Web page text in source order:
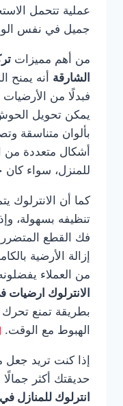
عملية تتحمل
جميل في نفس
من أهم مميزات
الشارقة أنه يمنح
فبدلًا من الأرضيات
يمكن تحويل
بألوان متناسقة
أشكال متعددة من
للمنزل، سواء كان
كما أن الانترلوك
تنظيفه بسهولة،
فك القطع
إزالة الأرضية
من العملاء
الانترلوك ارضيات
بطريقة تمنع تحرك
الهبوط مع الوقت.
إذا كنت تريد
حديقتك أكثر
انترلوك للمنازل